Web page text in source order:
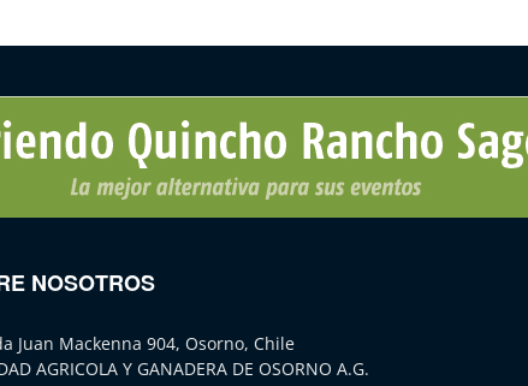
NOSOTROS
Juan Mackenna 904, Osorno, Chile
AGRICOLA Y GANADERA DE OSORNO A.G.